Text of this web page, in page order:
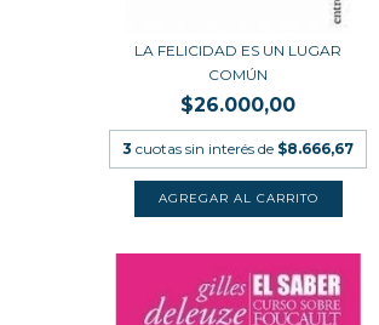
LA FELICIDAD ES UN LUGAR
COMÚN
$26.000,00
3 cuotas sin interés de $8.666,67